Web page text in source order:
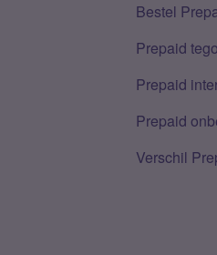
Bestel
Prepaid
Prepaid
Prepaid
Verschil